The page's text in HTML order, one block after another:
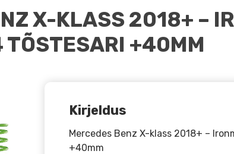
X-KLASS 2018+ –
+40MM
Kirjeldus
Mercedes Benz X-klass 2018+ –
+40mm